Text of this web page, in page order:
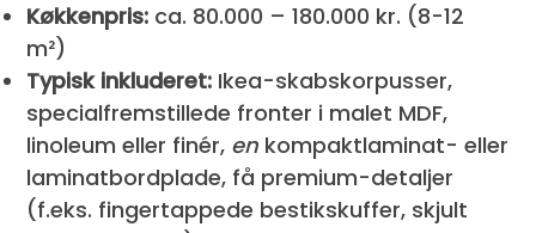
Køkkenpris: ca. 80.000 – 180.000 kr. (8-12
m²)
Typisk inkluderet: Ikea-skabskorpusser,
specialfremstillede fronter i malet MDF,
linoleum eller finér, en kompaktlaminat- eller
laminatbordplade, få premium-detaljer
(f.eks. fingertappede bestikskuffer, skjult